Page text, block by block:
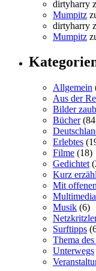
dirtyharry
Mumpitz
dirtyharry
Mumpitz
Allgemein
Aus der
Bilder
Bücher
Erlebtes
Filme (18)
Gedichtet
Kurz
Mit
Musik (6)
Surftipps
Thema
Unterwegs